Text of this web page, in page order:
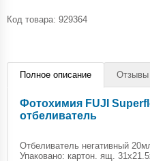
Код товара: 929364
Полное описание Отзывы
Фотохимия FUJI
отбеливатель
Отбеливатель негативный
Упаковано: картон. ящ.